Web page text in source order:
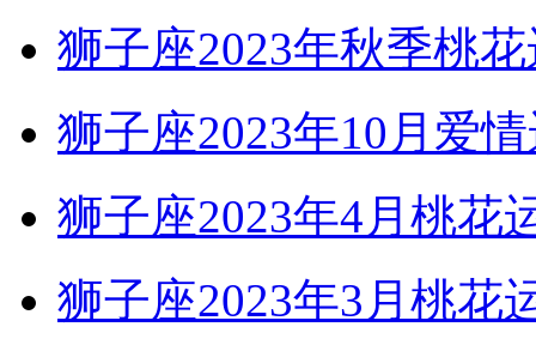
狮子座2023年秋季
狮子座2023年10月爱
狮子座2023年4月桃
狮子座2023年3月桃花